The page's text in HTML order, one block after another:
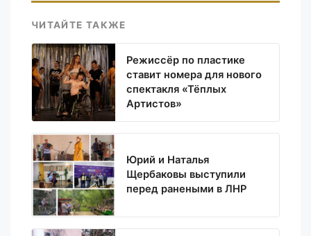
ЧИТАЙТЕ ТАКЖЕ
Режиссёр по пластике
ставит номера для нового
спектакля «Тёплых
Артистов»
Юрий и Наталья
Щербаковы выступили
перед ранеными в ЛНР